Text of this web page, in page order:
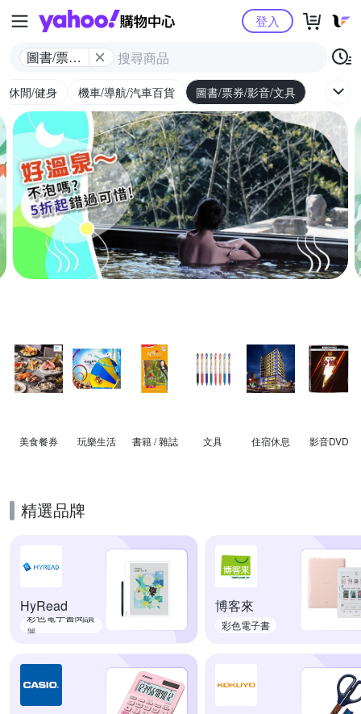
Yahoo購物中心
圖書/票券/
登入
/休閒/健身 機車/導航/汽車百貨 圖書/票券/影音/文具
美食餐券 玩樂生活 書籍 / 雜誌 文具 住宿休息 影音DVD
精選品牌
HyRead
彩色電子書閱讀
器
博客來
彩色電子書